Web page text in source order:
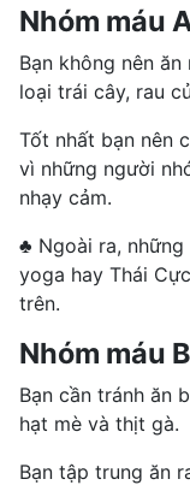
Nhóm máu
Bạn không nên
loại trái cây, rau
Tốt nhất bạn nên
vì những người
nhạy cảm.
♣ Ngoài ra,
yoga hay Thái
trên.
Nhóm máu B
Bạn cần tránh ăn
hạt mè và thịt gà.
Bạn tập trung ăn